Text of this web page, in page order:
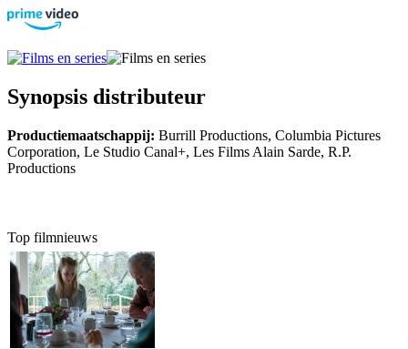
Synopsis distributeur
Productiemaatschappij: Burrill Productions, Columbia Pictures
Corporation, Le Studio Canal+, Les Films Alain Sarde, R.P.
Productions
Top filmnieuws